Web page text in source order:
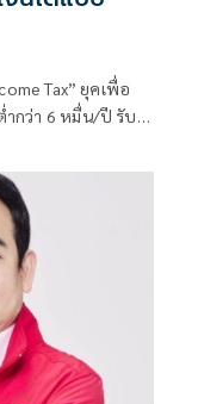
Tax” ยุคเพื่อ
ำกว่า 6 หมื่น/ปี รับ